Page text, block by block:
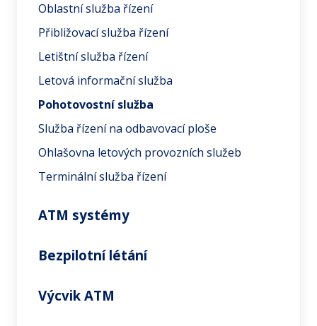
Oblastní služba řízení
Přibližovací služba řízení
Letištní služba řízení
Letová informační služba
Pohotovostní služba
Služba řízení na odbavovací ploše
Ohlašovna letových provozních služeb
Terminální služba řízení
ATM systémy
Bezpilotní létání
Výcvik ATM